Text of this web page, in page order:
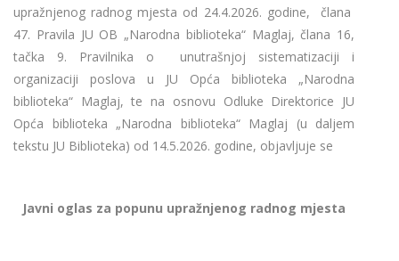
upražnjenog radnog mjesta od 24.4.2026. godine, člana
47. Pravila JU OB „Narodna biblioteka“ Maglaj, člana 16,
tačka 9. Pravilnika o unutrašnjoj sistematizaciji i
organizaciji poslova u JU Opća biblioteka „Narodna
biblioteka“ Maglaj, te na osnovu Odluke Direktorice JU
Opća biblioteka „Narodna biblioteka“ Maglaj (u daljem
tekstu JU Biblioteka) od 14.5.2026. godine, objavljuje se
Javni oglas za popunu upražnjenog radnog mjesta